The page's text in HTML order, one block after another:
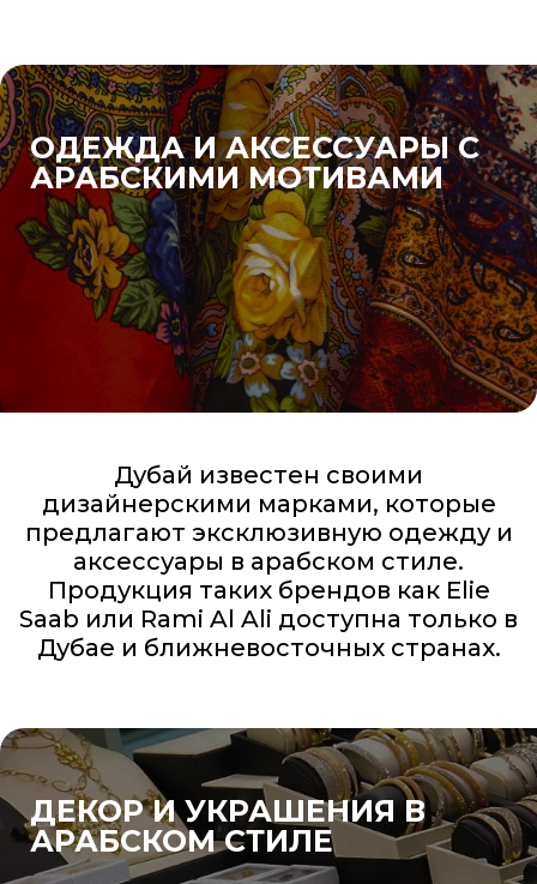
ОДЕЖДА И АКСЕССУАРЫ С
АРАБСКИМИ МОТИВАМИ
Дубай известен своими
дизайнерскими марками, которые
предлагают эксклюзивную одежду и
аксессуары в арабском стиле.
Продукция таких брендов как Elie
Saab или Rami Al Ali доступна только в
Дубае и ближневосточных странах.
ДЕКОР И УКРАШЕНИЯ В
АРАБСКОМ СТИЛЕ